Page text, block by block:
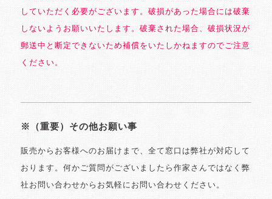
していただく必要がございます。破損があった場合には破棄
しないようお願いいたします。破棄された場合、破損状況が
郵送中と断定できないため補償をいたしかねますのでご注意
ください。
※（重要）その他お願い事
販売からお客様へのお届けまで、全て窓口は弊社が対応して
おります。何かご質問がございましたら作家さんではなく弊
社お問い合わせからお気軽にお問い合わせください。